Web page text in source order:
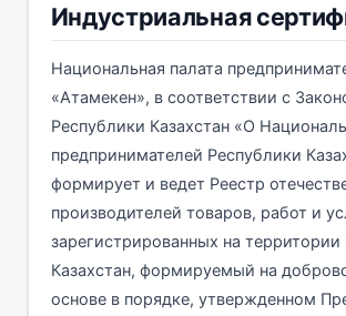
Индустриальная
Национальная палата
«Атамекен», в соответствии с
Республики Казахстан «О
предпринимателей Республики
формирует и ведет Реестр
производителей товаров, работ и
зарегистрированных на территории
Казахстан, формируемый на
основе в порядке, утвержденном